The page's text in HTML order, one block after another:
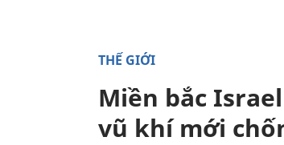
THẾ GIỚI
Miền bắc
vũ khí mới